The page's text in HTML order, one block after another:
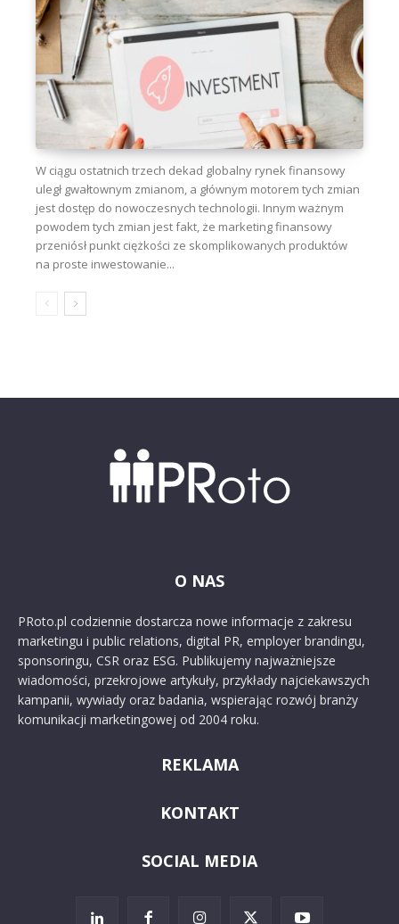
W ciągu ostatnich trzech dekad globalny rynek finansowy
uległ gwałtownym zmianom, a głównym motorem tych zmian
jest dostęp do nowoczesnych technologii. Innym ważnym
powodem tych zmian jest fakt, że marketing finansowy
przeniósł punkt ciężkości ze skomplikowanych produktów
na proste inwestowanie...
O NAS
PRoto.pl codziennie dostarcza nowe informacje z zakresu
marketingu i public relations, digital PR, employer brandingu,
sponsoringu, CSR oraz ESG. Publikujemy najważniejsze
wiadomości, przekrojowe artykuły, przykłady najciekawszych
kampanii, wywiady oraz badania, wspierając rozwój branży
komunikacji marketingowej od 2004 roku.
REKLAMA
KONTAKT
SOCIAL MEDIA